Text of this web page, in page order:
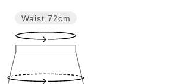
Waist 72cm